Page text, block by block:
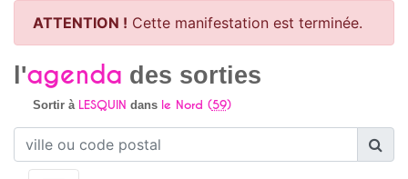
ATTENTION ! Cette manifestation est terminée.
l'agenda des sorties
Sortir à LESQUIN dans le Nord (59)